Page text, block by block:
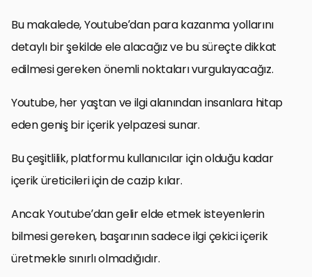
Bu makalede, Youtube’dan para kazanma yollarını
detaylı bir şekilde ele alacağız ve bu süreçte dikkat
edilmesi gereken önemli noktaları vurgulayacağız.
Youtube, her yaştan ve ilgi alanından insanlara hitap
eden geniş bir içerik yelpazesi sunar.
Bu çeşitlilik, platformu kullanıcılar için olduğu kadar
içerik üreticileri için de cazip kılar.
Ancak Youtube’dan gelir elde etmek isteyenlerin
bilmesi gereken, başarının sadece ilgi çekici içerik
üretmekle sınırlı olmadığıdır.